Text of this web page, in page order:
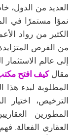
العديد من الدول،
نموًا مستمرًا في
الكثير من رواد
من الفرص
إلى عالم
مقالكيف افتح
المطلوبة لبدء هذا
الترخيص، اختيار
المطورين
العقاري الفعالة.